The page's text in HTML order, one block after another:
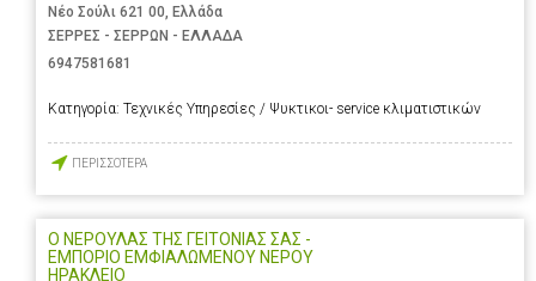
Νέο Σούλι 621 00, Ελλάδα
ΣΕΡΡΕΣ - ΣΕΡΡΩΝ - ΕΛΛΑΔΑ
6947581681
Κατηγορία: Τεχνικές Υπηρεσίες / Ψυκτικοι- service κλιματιστικών
ΠΕΡΙΣΣΟΤΕΡΑ
Ο ΝΕΡΟΥΛΑΣ ΤΗΣ ΓΕΙΤΟΝΙΑΣ ΣΑΣ -
ΕΜΠΟΡΙΟ ΕΜΦΙΑΛΩΜΕΝΟΥ ΝΕΡΟΥ
ΗΡΑΚΛΕΙΟ